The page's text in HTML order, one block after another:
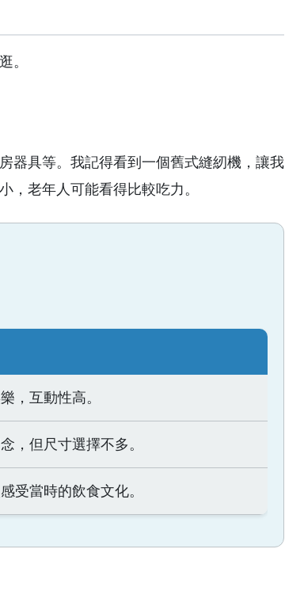
。
器具等。我記得看到一個舊式縫紉機，讓我
，老年人可能看得比較吃力。
，互動性高。
，但尺寸選擇不多。
受當時的飲食文化。